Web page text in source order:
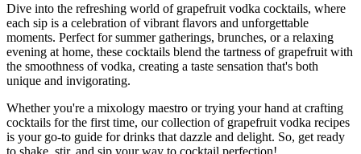
Dive into the refreshing world of grapefruit vodka cocktails, where
each sip is a celebration of vibrant flavors and unforgettable
moments. Perfect for summer gatherings, brunches, or a relaxing
evening at home, these cocktails blend the tartness of grapefruit with
the smoothness of vodka, creating a taste sensation that's both
unique and invigorating.
Whether you're a mixology maestro or trying your hand at crafting
cocktails for the first time, our collection of grapefruit vodka recipes
is your go-to guide for drinks that dazzle and delight. So, get ready
to shake, stir, and sip your way to cocktail perfection!